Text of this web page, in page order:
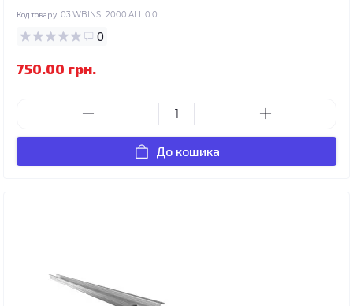
Код товару: 03.WBINSL2000.ALL.0.0
0
750.00 грн.
До кошика